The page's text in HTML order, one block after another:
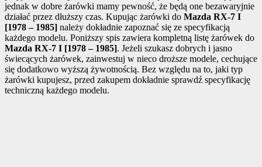
jednak w dobre żarówki mamy pewność, że będą one bezawaryjnie
działać przez dłuższy czas. Kupując żarówki do Mazda RX-7 I
[1978 – 1985] należy dokładnie zapoznać się ze specyfikacją
każdego modelu. Poniższy spis zawiera kompletną listę żarówek do
Mazda RX-7 I [1978 – 1985]. Jeżeli szukasz dobrych i jasno
świecących żarówek, zainwestuj w nieco droższe modele, cechujące
się dodatkowo wyższą żywotnością. Bez względu na to, jaki typ
żarówki kupujesz, przed zakupem dokładnie sprawdź specyfikację
techniczną każdego modelu.